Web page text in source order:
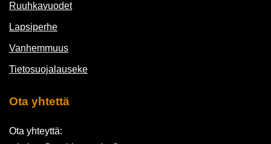
Ruuhkavuodet
Lapsiperhe
Vanhemmuus
Tietosuojalauseke
Ota yhtettä
Ota yhteyttä: